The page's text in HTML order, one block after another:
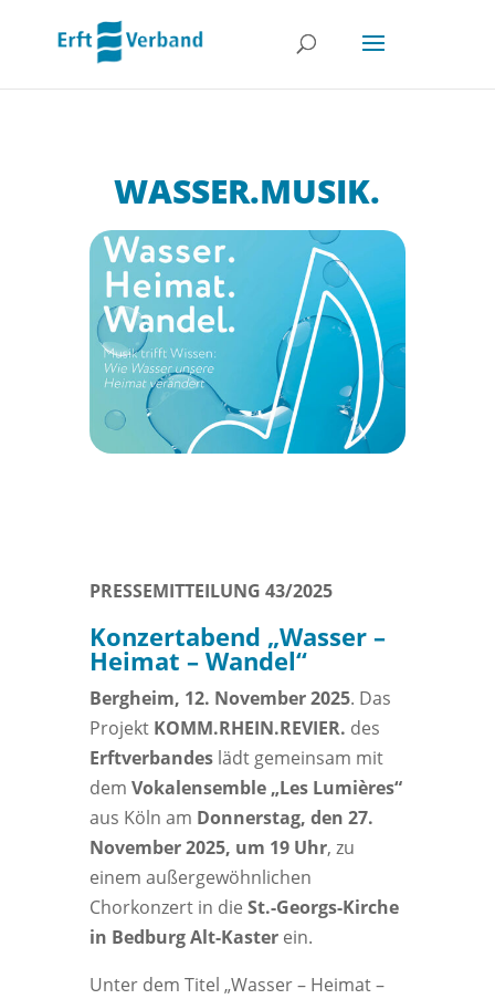
WASSER.MUSIK.
PRESSEMITTEILUNG 43/2025
Konzertabend „Wasser –
Heimat – Wandel“
Bergheim, 12. November 2025. Das
Projekt KOMM.RHEIN.REVIER. des
Erftverbandeslädt gemeinsam mit
dem Vokalensemble „Les Lumières“
aus Köln am Donnerstag, den 27.
November 2025, um 19 Uhr, zu
einem außergewöhnlichen
Chorkonzert in die St.-Georgs-Kirche
in Bedburg Alt-Kasterein.
Unter dem Titel „Wasser – Heimat –